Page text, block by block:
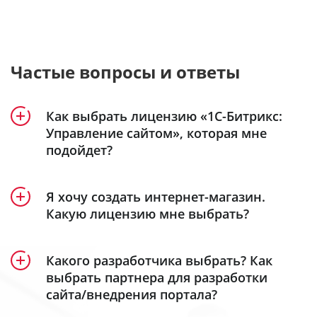
Частые вопросы и ответы
Как выбрать лицензию «1С-Битрикс:
Управление сайтом», которая мне
подойдет?
Продукт «1С-Битрикс: Управление сайтом»
включает 5 лицензий – «Старт», «Стандарт»,
Посмотрите удобную детальную
таблицу
сравнения лицензий, в которой наглядно
представлен функционал каждой из них.
Я хочу создать интернет-магазин.
Какую лицензию мне выбрать?
лицензиях
«Малый бизнес», «Бизнес»
«Энтерпрайз».
Кроме того, специально для самых
Какого разработчика выбрать? Как
выбрать партнера для разработки
сайта/внедрения портала?